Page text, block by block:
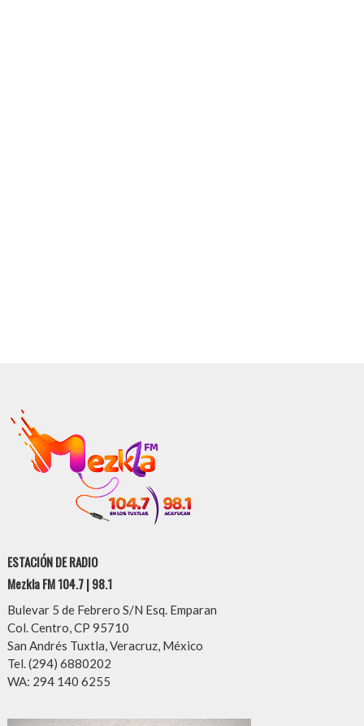
ESTACIÓN DE RADIO
Mezkla FM 104.7 | 98.1
Bulevar 5 de Febrero S/N Esq. Emparan
Col. Centro, CP 95710
San Andrés Tuxtla, Veracruz, México
Tel. (294) 6880202
WA: 294 140 6255